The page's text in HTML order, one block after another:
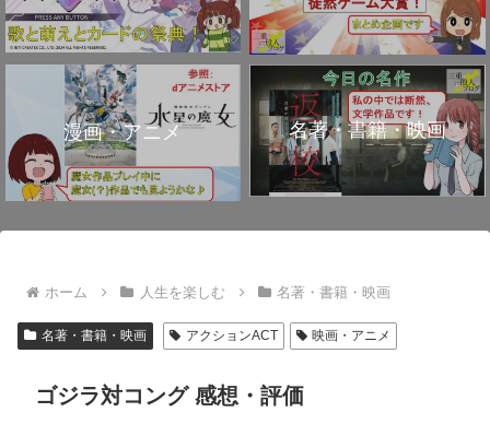
漫画・アニメ 名著・書籍・映画
ホーム 人生を楽しむ 名著・書籍・映画
名著・書籍・映画 アクションACT 映画・アニメ
ゴジラ対コング 感想・評価